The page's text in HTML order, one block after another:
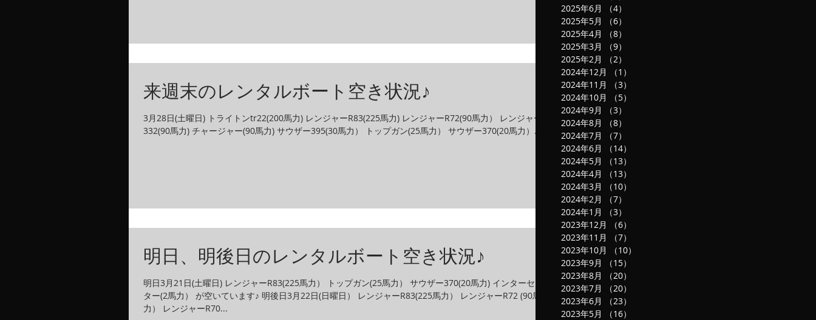
来週末のレンタルボート空き状況♪
3月28日(土曜日) トライトンtr22(200馬力) レンジャーR83(225馬力) レンジャーR72(90馬力） レンジャー
332(90馬力) チャージャー(90馬力) サウザー395(30馬力） トップガン(25馬力） サウザー370(20馬力）...
明日、明後日のレンタルボート空き状況♪
明日3月21日(土曜日) レンジャーR83(225馬力） トップガン(25馬力） サウザー370(20馬力) インターセプ
ター(2馬力） が空いています♪ 明後日3月22日(日曜日） レンジャーR83(225馬力） レンジャーR72 (90馬
力） レンジャーR70...
2025年6月
（4）
2025年5月
（6）
2025年4月
（8）
2025年3月
（9）
2025年2月
（2）
2024年12月
（1）
2024年11月
（3）
2024年10月
（5）
2024年9月
（3）
2024年8月
（8）
2024年7月
（7）
2024年6月
（14）
2024年5月
（13）
2024年4月
（13）
2024年3月
（10）
2024年2月
（7）
2024年1月
（3）
2023年12月
（6）
2023年11月
（7）
2023年10月
（10）
2023年9月
（15）
2023年8月
（20）
2023年7月
（20）
2023年6月
（23）
2023年5月
（16）